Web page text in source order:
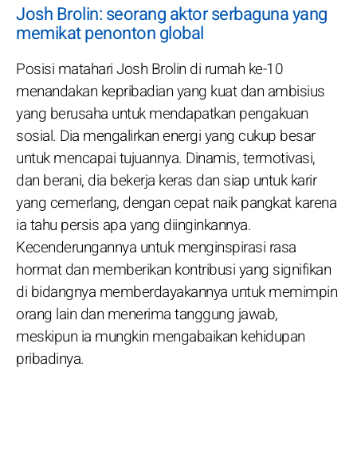
Josh Brolin: seorang aktor serbaguna yang
memikat penonton global
Posisi matahari Josh Brolin di rumah ke-10
menandakan kepribadian yang kuat dan ambisius
yang berusaha untuk mendapatkan pengakuan
sosial. Dia mengalirkan energi yang cukup besar
untuk mencapai tujuannya. Dinamis, termotivasi,
dan berani, dia bekerja keras dan siap untuk karir
yang cemerlang, dengan cepat naik pangkat karena
ia tahu persis apa yang diinginkannya.
Kecenderungannya untuk menginspirasi rasa
hormat dan memberikan kontribusi yang signifikan
di bidangnya memberdayakannya untuk memimpin
orang lain dan menerima tanggung jawab,
meskipun ia mungkin mengabaikan kehidupan
pribadinya.